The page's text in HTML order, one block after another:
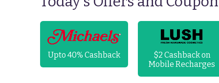
Upto 40% Cashback
$2 Cashback on
Mobile Recharges